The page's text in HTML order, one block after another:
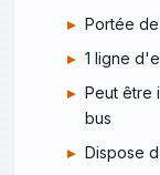
Portée
1 ligne
Peut être
bus
Dispose